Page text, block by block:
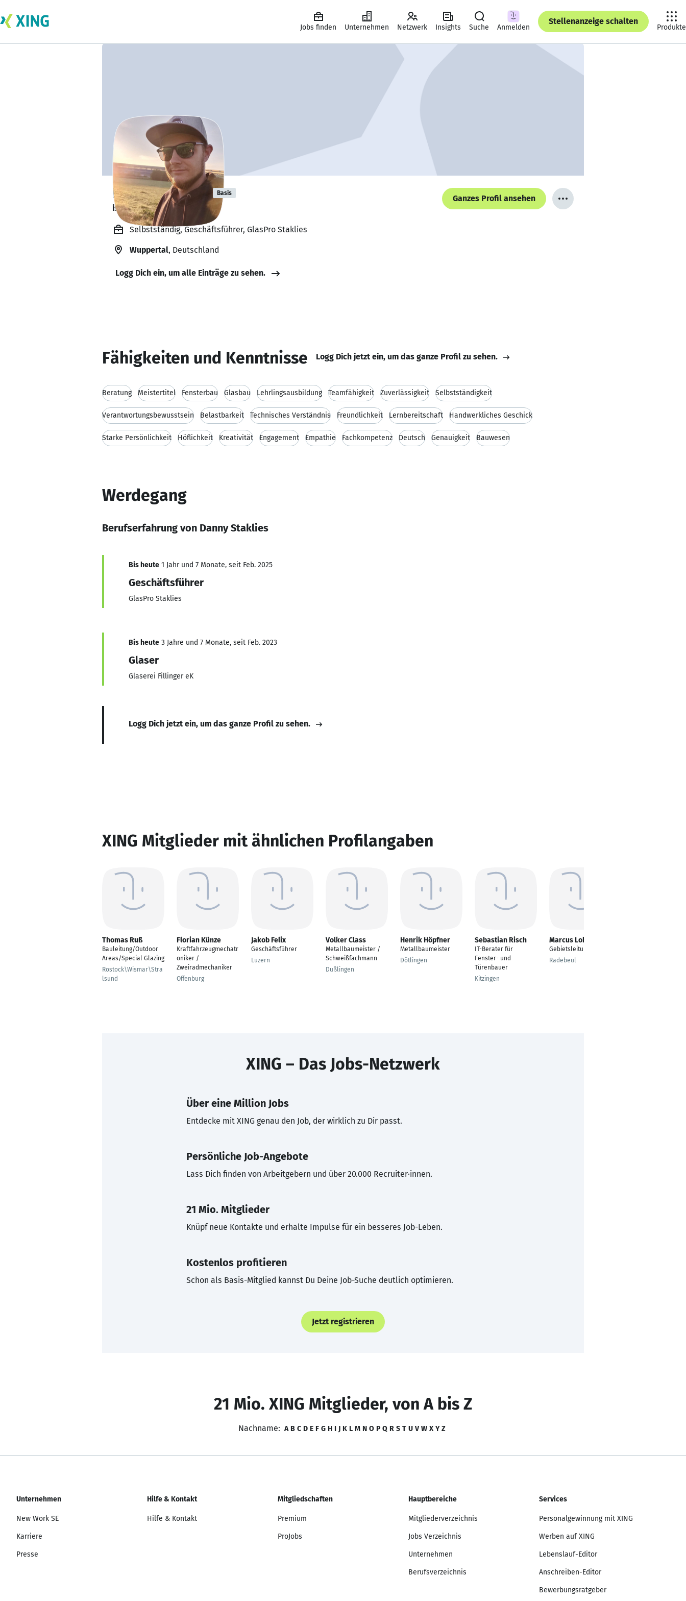
Jobs finden Unternehmen Netzwerk Insights Suche Anmelden
Stellenanzeige schalten
Produkte
Danny Staklies Basis
ist offen für Projekte. 🔎
Ganzes Profil ansehen
Selbstständig, Geschäftsführer, GlasPro Staklies
Wuppertal, Deutschland
Logg Dich ein, um alle Einträge zu sehen.
Fähigkeiten und Kenntnisse Logg Dich jetzt ein, um das ganze Profil zu sehen.
Beratung Meistertitel Fensterbau Glasbau Lehrlingsausbildung Teamfähigkeit Zuverlässigkeit Selbstständigkeit
Verantwortungsbewusstsein Belastbarkeit Technisches Verständnis Freundlichkeit Lernbereitschaft Handwerkliches Geschick
Starke Persönlichkeit Höflichkeit Kreativität Engagement Empathie Fachkompetenz Deutsch Genauigkeit Bauwesen
Werdegang
Berufserfahrung von Danny Staklies
Bis heute 1 Jahr und 7 Monate, seit Feb. 2025
Geschäftsführer
GlasPro Staklies
Bis heute 3 Jahre und 7 Monate, seit Feb. 2023
Glaser
Glaserei Fillinger eK
Logg Dich jetzt ein, um das ganze Profil zu sehen.
XING Mitglieder mit ähnlichen Profilangaben
Thomas Ruß
Bauleitung/Outdoor
Areas/Special Glazing
Rostock\Wismar\Stra
lsund
Florian Künze
Kraftfahrzeugmechatr
oniker /
Zweiradmechaniker
Offenburg
Jakob Felix
Geschäftsführer
Luzern
Volker Class
Metallbaumeister /
Schweißfachmann
Dußlingen
Henrik Höpfner
Metallbaumeister
Dötlingen
Sebastian Risch
IT-Berater für
Fenster- und
Türenbauer
Kitzingen
Marcus Lohr
Gebietsleitung
Radebeul
XING – Das Jobs-Netzwerk
Über eine Million Jobs
Entdecke mit XING genau den Job, der wirklich zu Dir passt.
Persönliche Job-Angebote
Lass Dich finden von Arbeitgebern und über 20.000 Recruiter·innen.
21 Mio. Mitglieder
Knüpf neue Kontakte und erhalte Impulse für ein besseres Job-Leben.
Kostenlos profitieren
Schon als Basis-Mitglied kannst Du Deine Job-Suche deutlich optimieren.
Jetzt registrieren
21 Mio. XING Mitglieder, von A bis Z
Nachname: A B C D E F G H I J K L M N O P Q R S T U V W X Y Z
Unternehmen
New Work SE
Karriere
Presse
Hilfe & Kontakt
Hilfe & Kontakt
Mitgliedschaften
Premium
ProJobs
Hauptbereiche
Mitgliederverzeichnis
Jobs Verzeichnis
Unternehmen
Berufsverzeichnis
Services
Personalgewinnung mit XING
Werben auf XING
Lebenslauf-Editor
Anschreiben-Editor
Bewerbungsratgeber